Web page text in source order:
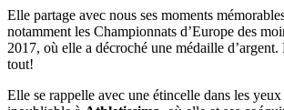
Elle partage avec nous ses moments
notamment les Championnats d’Europe des
2017, où elle a décroché une médaille d’argent.
tout!
Elle se rappelle avec une étincelle dans les yeux